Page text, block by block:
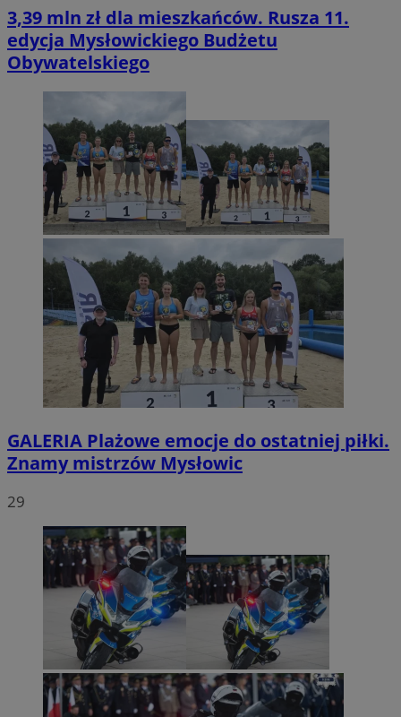
3,39 mln zł dla mieszkańców. Rusza 11.
edycja Mysłowickiego Budżetu
Obywatelskiego
GALERIA Plażowe emocje do ostatniej piłki.
Znamy mistrzów Mysłowic
29